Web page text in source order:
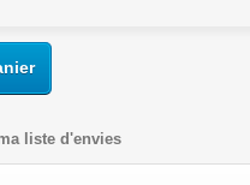
liste d'envies